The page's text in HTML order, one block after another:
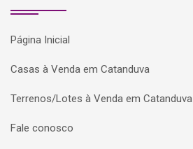
Página Inicial
Casas à Venda em Catanduva
Terrenos/Lotes à Venda em Catanduva
Fale conosco